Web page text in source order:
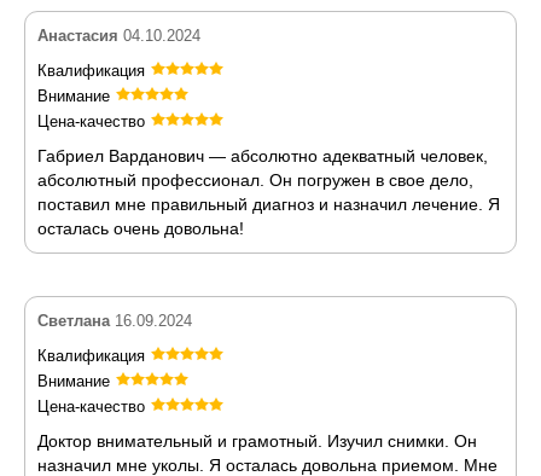
Анастасия 04.10.2024
Квалификация
Внимание
Цена-качество
Габриел Варданович — абсолютно адекватный человек,
абсолютный профессионал. Он погружен в свое дело,
поставил мне правильный диагноз и назначил лечение. Я
осталась очень довольна!
Светлана 16.09.2024
Квалификация
Внимание
Цена-качество
Доктор внимательный и грамотный. Изучил снимки. Он
назначил мне уколы. Я осталась довольна приемом. Мне